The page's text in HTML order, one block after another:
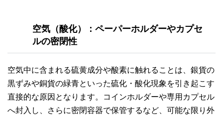
空気（酸化）：ペーパーホルダーやカプセ
ルの密閉性
空気中に含まれる硫黄成分や酸素に触れることは、銀貨の
黒ずみや銅貨の緑青といった硫化・酸化現象を引き起こす
直接的な原因となります。コインホルダーや専用カプセル
へ封入し、さらに密閉容器で保管するなど、可能な限り外